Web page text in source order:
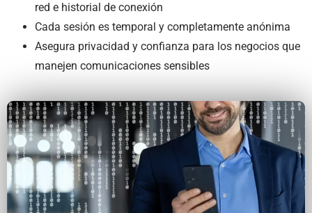
red e historial de conexión
Cada sesión es temporal y completamente anónima
Asegura privacidad y confianza para los negocios que
manejen comunicaciones sensibles